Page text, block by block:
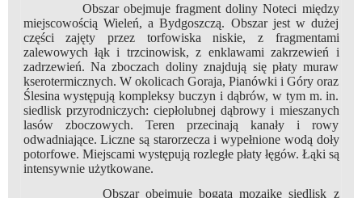
Obszar obejmuje fragment doliny Noteci między
miejscowością Wieleń, a Bydgoszczą. Obszar jest w dużej
części zajęty przez torfowiska niskie, z fragmentami
zalewowych łąk i trzcinowisk, z enklawami zakrzewień i
zadrzewień. Na zboczach doliny znajdują się płaty muraw
kserotermicznych. W okolicach Goraja, Pianówki i Góry oraz
Ślesina występują kompleksy buczyn i dąbrów, w tym m. in.
siedlisk przyrodniczych: ciepłolubnej dąbrowy i mieszanych
lasów zboczowych. Teren przecinają kanały i rowy
odwadniające. Liczne są starorzecza i wypełnione wodą doły
potorfowe. Miejscami występują rozległe płaty łęgów. Łąki są
intensywnie użytkowane.
Obszar obejmuje bogatą mozaikę siedlisk z